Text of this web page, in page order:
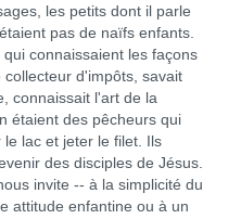
les petits dont il parle
pas de naïfs enfants.
qui connaissaient les façons
d'impôts, savait
connaissait l'art de la
étaient des pêcheurs qui
lac et jeter le filet. Ils
des disciples de Jésus.
invite -- à la simplicité du
attitude enfantine ou à un